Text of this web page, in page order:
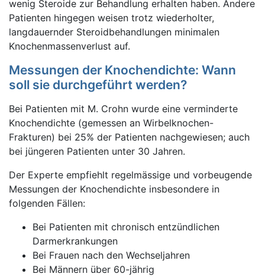
wenig Steroide zur Behandlung erhalten haben. Andere
Patienten hingegen weisen trotz wiederholter,
langdauernder Steroidbehandlungen minimalen
Knochenmassenverlust auf.
Messungen der Knochendichte: Wann
soll sie durchgeführt werden?
Bei Patienten mit M. Crohn wurde eine verminderte
Knochendichte (gemessen an Wirbelknochen-
Frakturen) bei 25% der Patienten nachgewiesen; auch
bei jüngeren Patienten unter 30 Jahren.
Der Experte empfiehlt regelmässige und vorbeugende
Messungen der Knochendichte insbesondere in
folgenden Fällen:
Bei Patienten mit chronisch entzündlichen
Darmerkrankungen
Bei Frauen nach den Wechseljahren
Bei Männern über 60-jährig